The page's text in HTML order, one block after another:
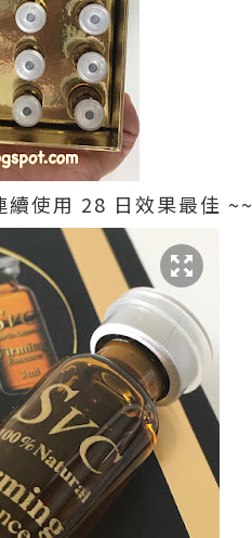
續使用 28 日效果最佳 ~~